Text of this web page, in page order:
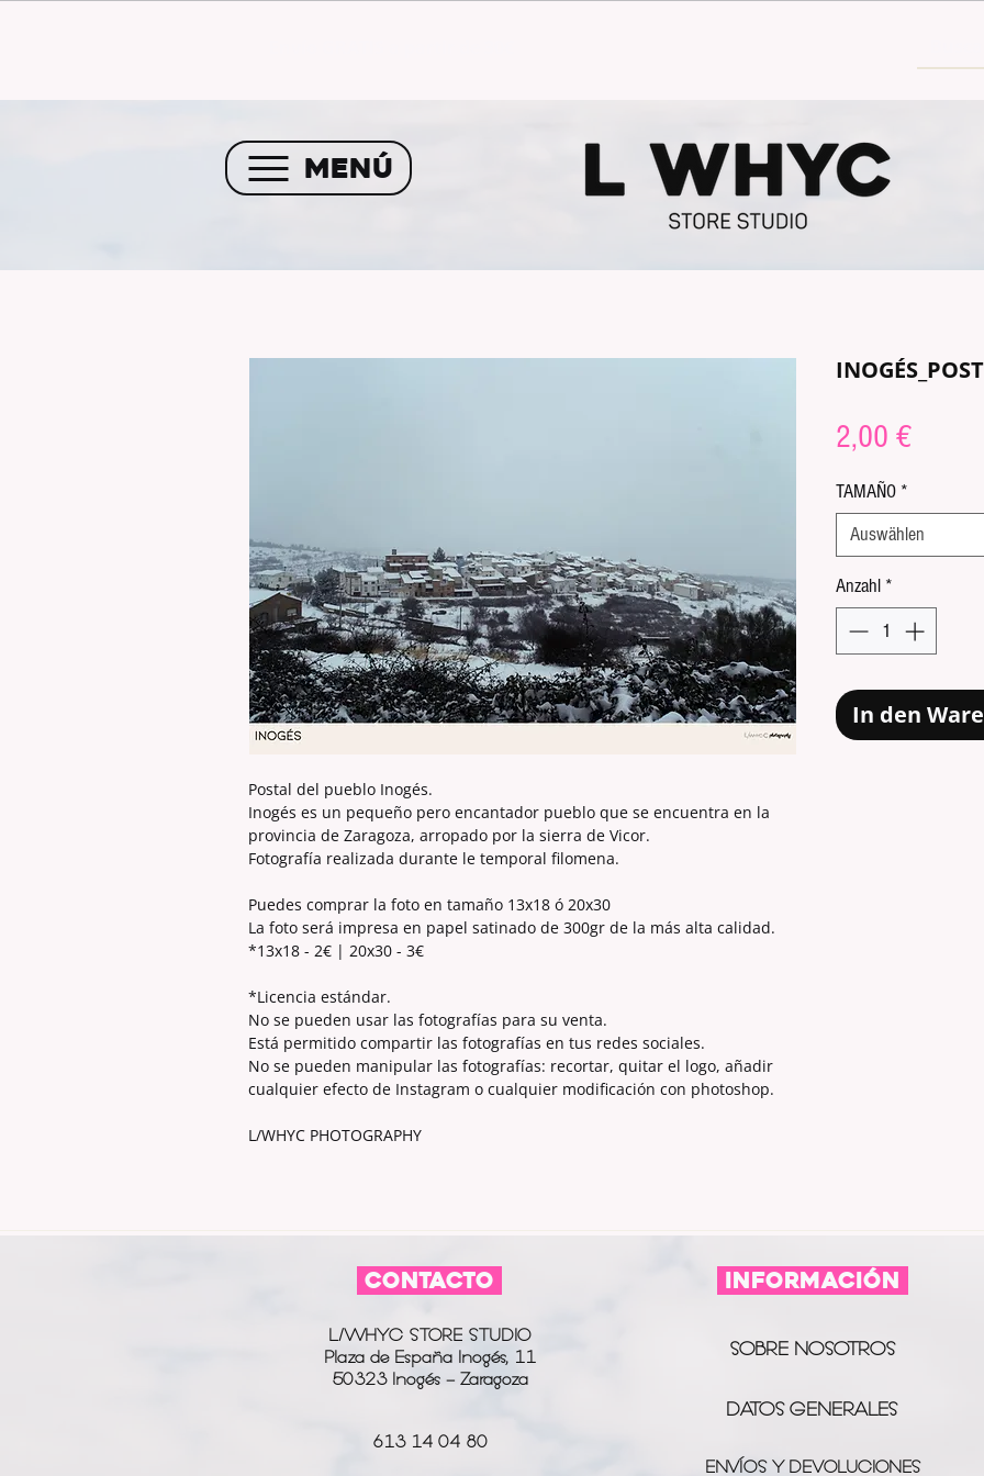
Postal del pueblo Inogés.
Inogés es un pequeño pero encantador pueblo que se encuentra en la
provincia de Zaragoza, arropado por la sierra de Vicor.
Fotografía realizada durante le temporal filomena.
Puedes comprar la foto en tamaño 13x18 ó 20x30
La foto será impresa en papel satinado de 300gr de la más alta calidad.
*13x18 - 2€ | 20x30 - 3€
*Licencia estándar.
No se pueden usar las fotografías para su venta.
Está permitido compartir las fotografías en tus redes sociales.
No se pueden manipular las fotografías: recortar, quitar el logo, añadir
cualquier efecto de Instagram o cualquier modificación con photoshop.
L/WHYC PHOTOGRAPHY
2,00 €Preis
TAMAÑO *
Auswählen
Anzahl *
In den
CONTACTO
L/WHYC STORE STUDIO
Plaza de España Inogés, 11
50323 Inogés - Zaragoza
613 14 04 80
información
SOBRE NOSOTROS
DATOS GENERALES
ENVÍOS Y DEVOLUCIONES
MENÚ